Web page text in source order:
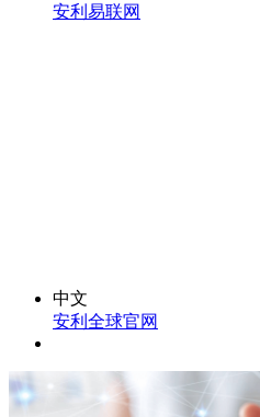
安利易联网
中文
安利全球官网